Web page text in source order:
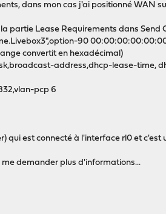
dans mon cas j'ai positionné WAN
partie Lease Requirements dans
90
convertit en hexadécimal)
address,dhcp-lease-
pcp 6
qui est connecté à l'interface rl0 et c'est
demander plus d'informations...